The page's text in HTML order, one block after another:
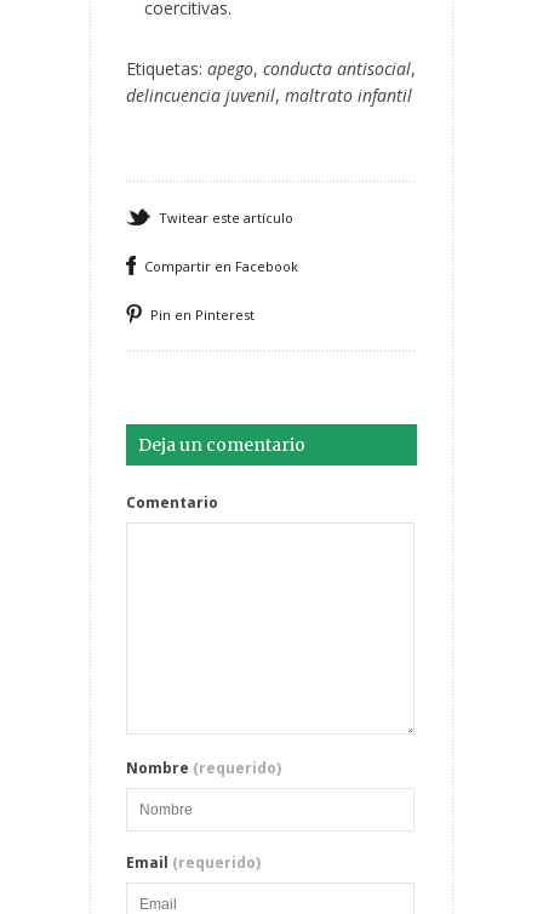
coercitivas.
Etiquetas: apego, conducta antisocial,
delincuencia juvenil, maltrato infantil
Twitear este artículo
Compartir en Facebook
Pin en Pinterest
Deja un comentario
Comentario
Nombre (requerido)
Email (requerido)